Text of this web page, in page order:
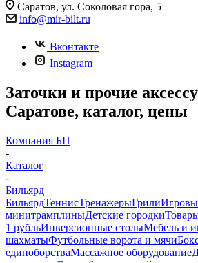
Саратов, ул. Соколовая гора, 5
info@mir-bilt.ru
Вконтакте
Instagram
Заточки и прочие
Саратове, каталог, цены
Компания БП
-
Каталог
-
Бильярд
БильярдТеннисТренажерыГрили
минитрамплиныДетские городки
1 рубльИнверсионные столыМебель и
шахматыФутбольные ворота и мячи
единоборстваМассажное оборудование